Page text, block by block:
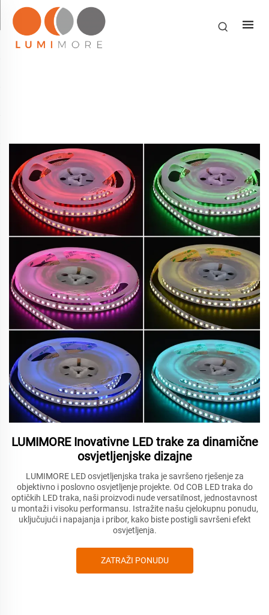
LUMIMORE Inovativne LED trake za dinamične
osvjetljenjske dizajne
LUMIMORE LED osvjetljenjska traka je savršeno rješenje za
objektivno i poslovno osvjetljenje projekte. Od COB LED traka do
optičkih LED traka, naši proizvodi nude versatilnost, jednostavnost
u montaži i visoku performansu. Istražite našu cjelokupnu ponudu,
uključujući i napajanja i pribor, kako biste postigli savršeni efekt
osvjetljenja.
ZATRAŽI PONUDU